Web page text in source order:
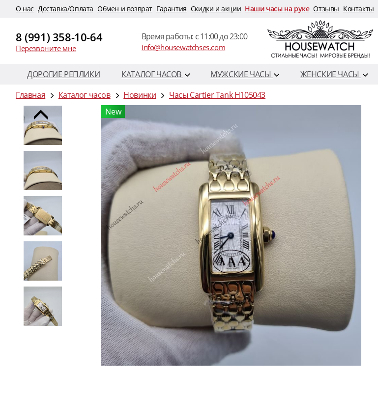
O нас Доставка/Оплата Обмен и возврат Гарантия Скидки и акции Наши часы на руке Отзывы Контакты
8 (991) 358-10-64
Перезвоните мне
Время работы: c 11:00 до 23:00
info@housewatchses.com
ДОРОГИЕ РЕПЛИКИ КАТАЛОГ ЧАСОВ МУЖСКИЕ ЧАСЫ ЖЕНСКИЕ ЧАСЫ
Главная
Каталог часов Новинки
Часы Cartier Tank H105043
New